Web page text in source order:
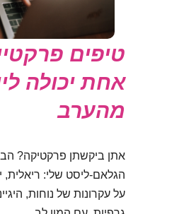
טיפים
אחת יכולה
מהערב
אתן ביקשתן פרקטיקה?
הגלאם-ליסט שלי: ריאלית,
על עקרונות של נוחות,